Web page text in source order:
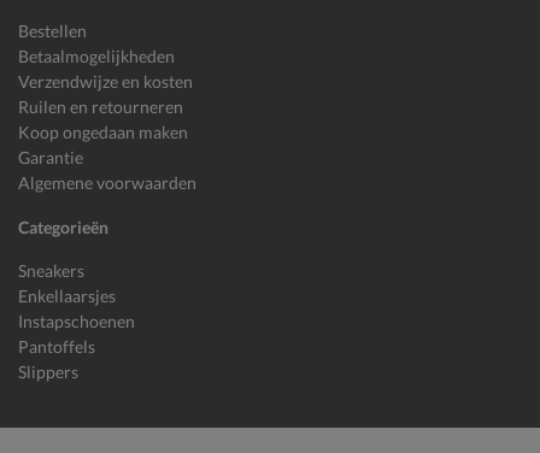
Bestellen
Betaalmogelijkheden
Verzendwijze en kosten
Ruilen en retourneren
Koop ongedaan maken
Garantie
Algemene voorwaarden
Categorieën
Sneakers
Enkellaarsjes
Instapschoenen
Pantoffels
Slippers